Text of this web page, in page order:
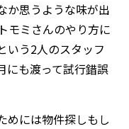
か思うような味が出
モミさんのやり方に
いう2人のスタッフ
にも渡って試行錯誤
めには物件探しもし